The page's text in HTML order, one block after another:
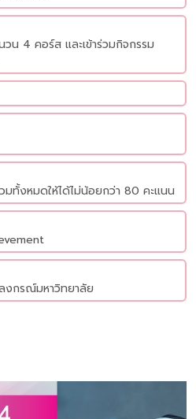
วน 4 คอร์ส และเข้าร่วมกิจกรรม
มทั้งหมดให้ได้ไม่น้อยกว่า 80 คะแนน
งกรณ์มหาวิทยาลัย